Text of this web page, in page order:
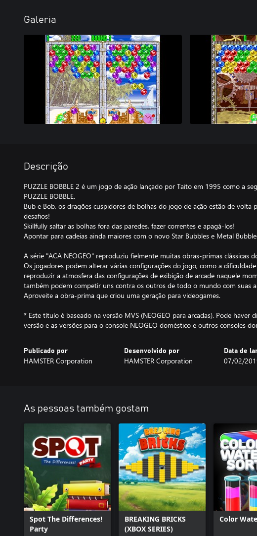
Galeria
Descrição
PUZZLE BOBBLE 2 é um jogo de ação lançado por Taito em 1995 como a
PUZZLE BOBBLE.
Bub e Bob, os dragões cuspidores de bolhas do jogo de ação estão de volta
desafios!
Skillfully saltar as bolhas fora das paredes, fazer correntes e apagá-los!
Apontar para cadeias ainda maiores com o novo Star Bubbles e Metal
A série "ACA NEOGEO" reproduziu fielmente muitas obras-primas clássicas
Os jogadores podem alterar várias configurações do jogo, como a
reproduzir a atmosfera das configurações de exibição de arcade naquele
também podem competir uns contra os outros de todo o mundo com suas
Aproveite a obra-prima que criou uma geração para videogames.
* Este título é baseado na versão MVS (NEOGEO para arcadas). Pode haver
versão e as versões para o console NEOGEO doméstico e outros consoles
Publicado por
HAMSTER Corporation
Desenvolvido por
HAMSTER Corporation
Data de
07/02/
As pessoas também gostam
Spot The Differences!
Party
BREAKING BRICKS
(XBOX SERIES)
Color